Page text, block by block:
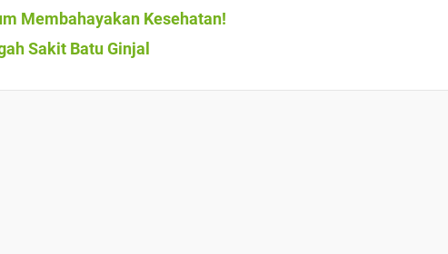
Membahayakan Kesehatan!
Sakit Batu Ginjal